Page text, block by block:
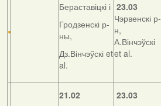
Бераставіцкі і
Гродзенскі р-
ны,
Дз.Вінчэўскі et
al.
23.03
Чэрвенскі р-
н,
А.Вінчэўскі
et al.
21.02
23.03